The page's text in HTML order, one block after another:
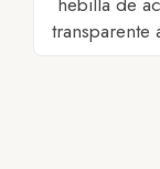
transparente